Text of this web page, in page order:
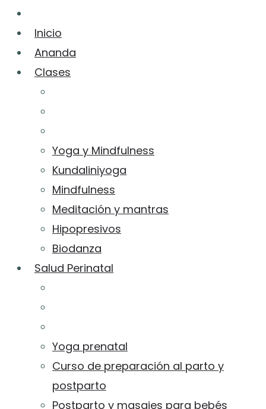
Inicio
Ananda
Clases
Yoga y Mindfulness
Kundaliniyoga
Mindfulness
Meditación y mantras
Hipopresivos
Biodanza
Salud Perinatal
Yoga prenatal
Curso de preparación al parto y
postparto
Postparto y masajes para bebés